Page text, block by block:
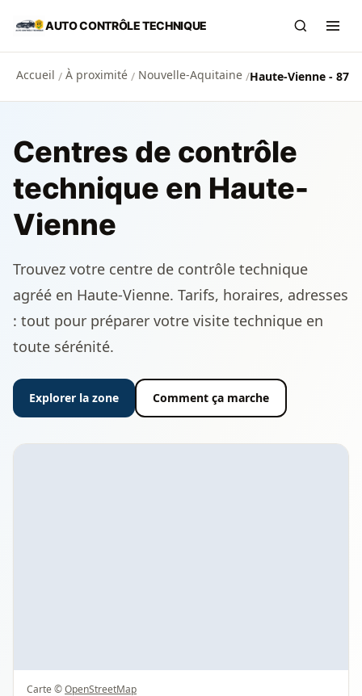
Aller au contenu principal
AUTO CONTRÔLE TECHNIQUE
Accueil / À proximité / Nouvelle-Aquitaine /Haute-Vienne - 87
Centres de contrôle
technique en Haute-
Vienne
Trouvez votre centre de contrôle technique
agréé en Haute-Vienne. Tarifs, horaires, adresses
: tout pour préparer votre visite technique en
toute sérénité.
Explorer la zone Comment ça marche
Carte ©OpenStreetMap